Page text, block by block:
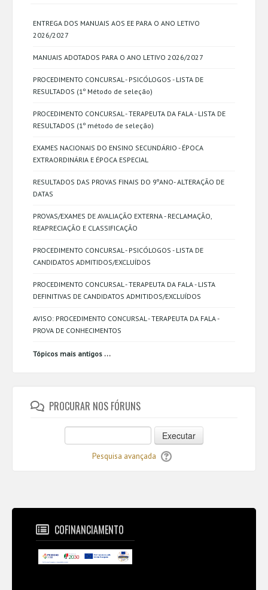
ENTREGA DOS MANUAIS AOS EE PARA O ANO LETIVO
2026/2027
MANUAIS ADOTADOS PARA O ANO LETIVO 2026/2027
PROCEDIMENTO CONCURSAL - PSICÓLOGOS - LISTA DE
RESULTADOS (1º Método de seleção)
PROCEDIMENTO CONCURSAL - TERAPEUTA DA FALA - LISTA DE
RESULTADOS (1º método de seleção)
EXAMES NACIONAIS DO ENSINO SECUNDÁRIO - ÉPOCA
EXTRAORDINÁRIA E ÉPOCA ESPECIAL
RESULTADOS DAS PROVAS FINAIS DO 9ºANO- ALTERAÇÃO DE
DATAS
PROVAS/EXAMES DE AVALIAÇÃO EXTERNA - RECLAMAÇÃO,
REAPRECIAÇÃO E CLASSIFICAÇÃO
PROCEDIMENTO CONCURSAL - PSICÓLOGOS - LISTA DE
CANDIDATOS ADMITIDOS/EXCLUÍDOS
PROCEDIMENTO CONCURSAL - TERAPEUTA DA FALA - LISTA
DEFINITIVAS DE CANDIDATOS ADMITIDOS/EXCLUÍDOS
AVISO: PROCEDIMENTO CONCURSAL - TERAPEUTA DA FALA -
PROVA DE CONHECIMENTOS
Tópicos mais antigos ...
PROCURAR NOS FÓRUNS
Executar
Pesquisa avançada
COFINANCIAMENTO